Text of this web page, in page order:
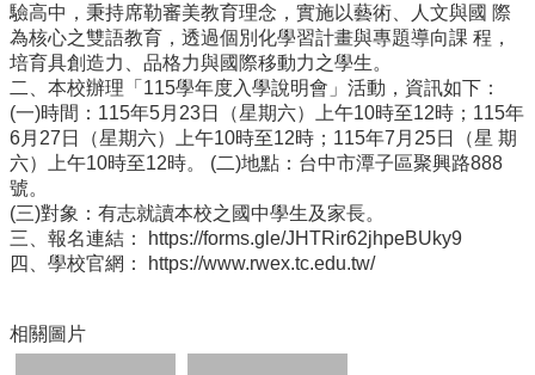
新
生
資
訊
及
總
量
管
制
辦
法
宇
驗高中，秉持席勒審美教育理念，實施以藝術、人文與國 際
為核心之雙語教育，透過個別化學習計畫與專題導向課 程，
培育具創造力、品格力與國際移動力之學生。
二、本校辦理「115學年度入學說明會」活動，資訊如下：
(一)時間：115年5月23日（星期六）上午10時至12時；115年
6月27日（星期六）上午10時至12時；115年7月25日（星 期
六）上午10時至12時。 (二)地點：台中市潭子區聚興路888
號。
(三)對象：有志就讀本校之國中學生及家長。
三、報名連結： https://forms.gle/JHTRir62jhpeBUky9
四、學校官網： https://www.rwex.tc.edu.tw/
相關圖片